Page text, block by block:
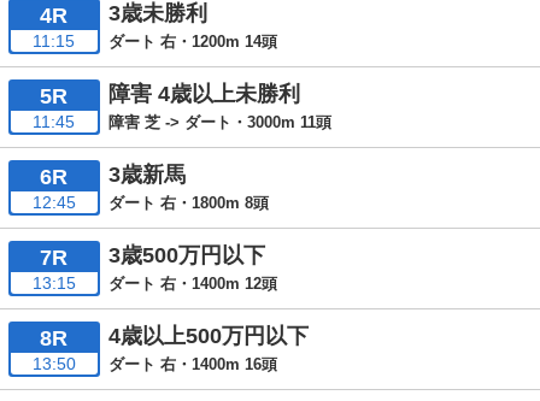
4R
11:15
3歳未勝利
ダート 右・1200m 14頭
5R
11:45
障害 4歳以上未勝利
障害 芝 -> ダート・3000m 11頭
6R
12:45
3歳新馬
ダート 右・1800m 8頭
7R
13:15
3歳500万円以下
ダート 右・1400m 12頭
8R
13:50
4歳以上500万円以下
ダート 右・1400m 16頭